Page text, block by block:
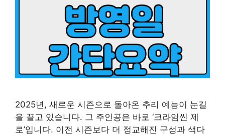
2025년, 새로운 시즌으로 돌아온 추리 예능이 눈길
을 끌고 있습니다. 그 주인공은 바로 ‘크라임씬 제
로’입니다. 이전 시즌보다 더 정교해진 구성과 색다